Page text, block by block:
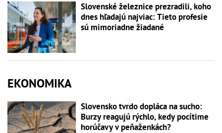
Slovenské železnice prezradili, koho
dnes hľadajú najviac: Tieto profesie
sú mimoriadne žiadané
EKONOMIKA
Slovensko tvrdo dopláca na sucho:
Burzy reagujú rýchlo, kedy pocítime
horúčavy v peňaženkách?